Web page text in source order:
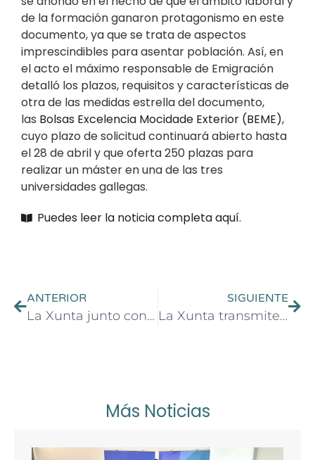
de la formación ganaron protagonismo en este
documento, ya que se trata de aspectos
imprescindibles para asentar población. Así, en
el acto el máximo responsable de Emigración
detalló los plazos, requisitos y características de
otra de las medidas estrella del documento,
las Bolsas Excelencia Mocidade Exterior (BEME),
cuyo plazo de solicitud continuará abierto hasta
el 28 de abril y que oferta 250 plazas para
realizar un máster en una de las tres
universidades gallegas.
Puedes leer la noticia completa aquí.
ANTERIOR
La Xunta junto con la Fundación Venancio Salcines ofrece a los gallegos de Alemania retornar a Galicia
SIGUIENTE
La Xunta transmite en Fráncfort las iniciativas formativas y laborales que garantizan el retorno efectivo a Galicia
Más Noticias